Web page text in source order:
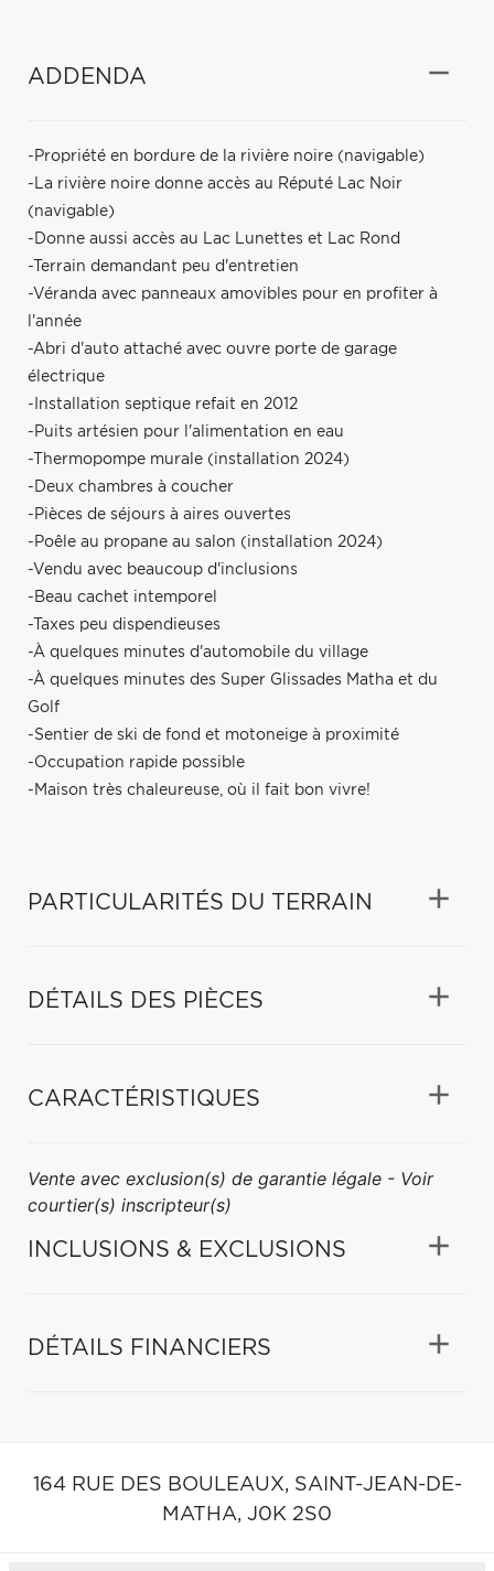
ADDENDA
-Propriété en bordure de la rivière noire (navigable)
-La rivière noire donne accès au Réputé Lac Noir
(navigable)
-Donne aussi accès au Lac Lunettes et Lac Rond
-Terrain demandant peu d'entretien
-Véranda avec panneaux amovibles pour en profiter à
l'année
-Abri d'auto attaché avec ouvre porte de garage
électrique
-Installation septique refait en 2012
-Puits artésien pour l'alimentation en eau
-Thermopompe murale (installation 2024)
-Deux chambres à coucher
-Pièces de séjours à aires ouvertes
-Poêle au propane au salon (installation 2024)
-Vendu avec beaucoup d'inclusions
-Beau cachet intemporel
-Taxes peu dispendieuses
-À quelques minutes d'automobile du village
-À quelques minutes des Super Glissades Matha et du
Golf
-Sentier de ski de fond et motoneige à proximité
-Occupation rapide possible
-Maison très chaleureuse, où il fait bon vivre!
PARTICULARITÉS DU TERRAIN
DÉTAILS DES PIÈCES
CARACTÉRISTIQUES
Vente avec exclusion(s) de garantie légale - Voir
courtier(s) inscripteur(s)
INCLUSIONS & EXCLUSIONS
DÉTAILS FINANCIERS
164 RUE DES BOULEAUX, SAINT-JEAN-DE-
MATHA, J0K 2S0